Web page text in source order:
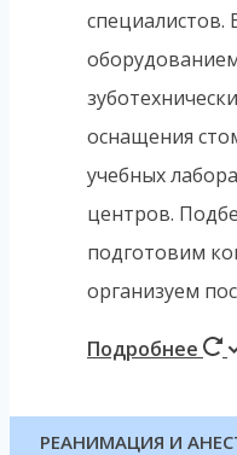
специалистов.
оснащения
учебных
центров.
подготовим
организуем
Подробнее
РЕАНИМАЦИЯ И